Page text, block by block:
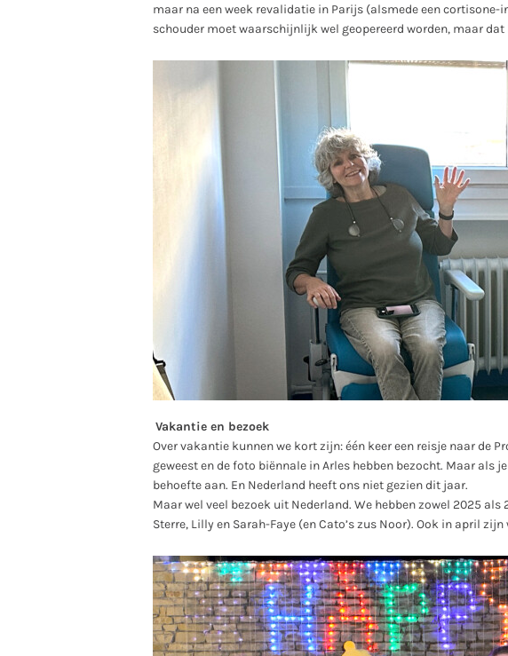
maar na een week revalidatie in Parijs (alsmede een cortisone-
schouder moet waarschijnlijk wel geopereerd worden, maar
Vakantie en bezoek
Over vakantie kunnen we kort zijn: één keer een reisje naar de
geweest en de foto biënnale in Arles hebben bezocht. Maar als
behoefte aan. En Nederland heeft ons niet gezien dit jaar.
Maar wel veel bezoek uit Nederland. We hebben zowel 2025
Sterre, Lilly en Sarah-Faye (en Cato’s zus Noor). Ook in april